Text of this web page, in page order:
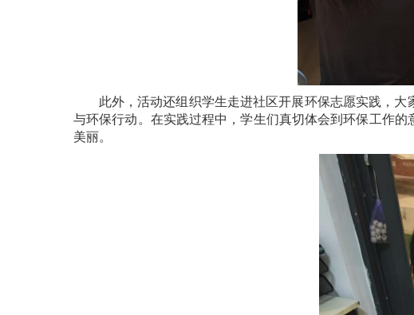
此外，活动还组织学生走进社区开展环保志愿实践，
与环保行动。在实践过程中，学生们真切体会到环保工作
美丽。